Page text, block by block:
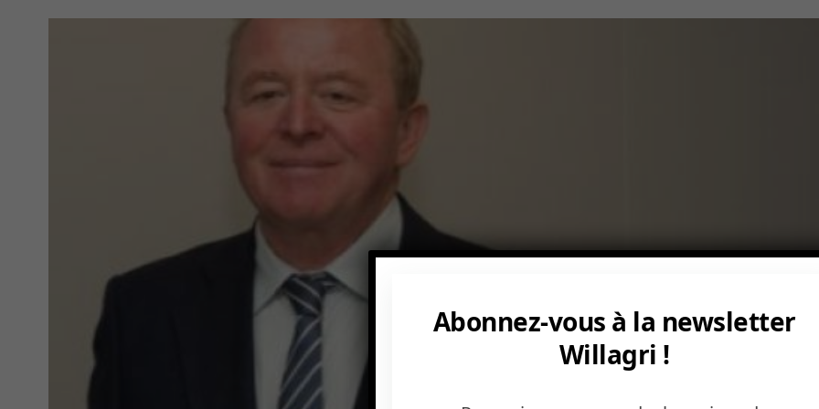
Abonnez-vous à la newsletter
Willagri !